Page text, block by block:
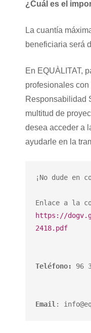
¿Cuál es el
La cuantía
beneficiaria será
En EQUÀLITAT,
profesionales
Responsabilidad
multitud de
desea acceder a
ayudarle en la
¡No dude en
https://
2418.pdf
Teléfono: 96
Email :